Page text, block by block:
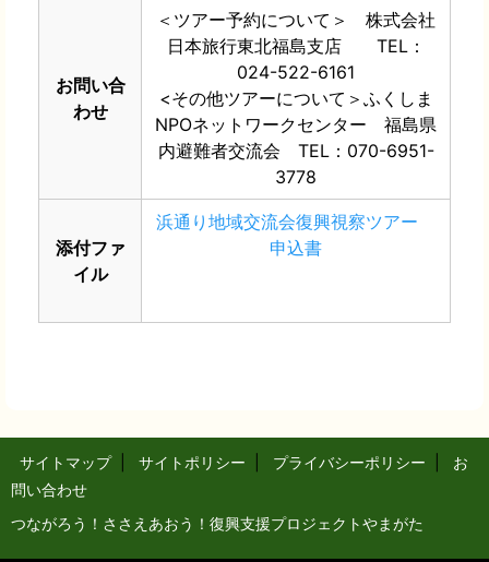
お問い合
わせ
＜ツアー予約について＞ 株式会社
日本旅行東北福島支店 TEL：
024-522-6161
<その他ツアーについて＞ふくしま
NPOネットワークセンター 福島県
内避難者交流会 TEL：070-6951-
3778
添付ファ
イル
浜通り地域交流会復興視察ツアー
申込書
サイトマップ サイトポリシー プライバシーポリシー
お
問い合わせ
つながろう！ささえあおう！復興支援プロジェクトやまがた